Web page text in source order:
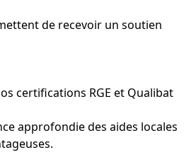
de recevoir un soutien
certifications RGE et Qualibat
approfondie des aides locales